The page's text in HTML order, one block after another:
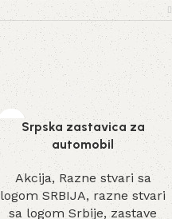
Srpska zastavica za
automobil
Akcija, Razne stvari sa
logom SRBIJA, razne stvari
sa logom Srbije, zastave